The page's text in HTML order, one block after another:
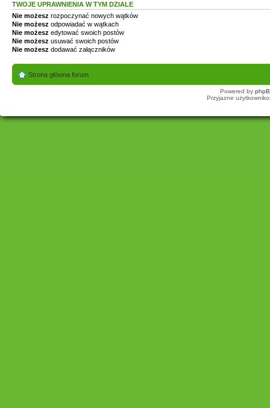
TWOJE UPRAWNIENIA W TYM DZIALE
Nie możesz rozpoczynać nowych wątków
Nie możesz odpowiadać w wątkach
Nie możesz edytować swoich postów
Nie możesz usuwać swoich postów
Nie możesz dodawać załączników
Strona główna forum
Powered by
Przyjazne